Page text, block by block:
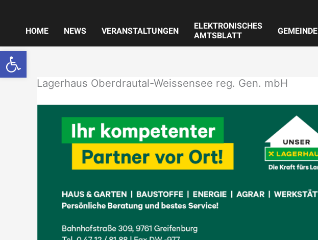
Werkzeugleiste öffnen
springenHOME NEWS VERANSTALTUNGEN
ELEKTRONISCHES
AMTSBLATT
GEMEINDE
Lagerhaus Oberdrautal-Weissensee reg. Gen. mbH